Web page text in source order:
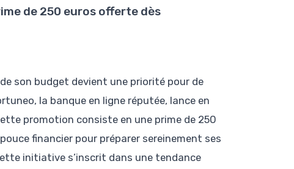
de 250 euros offerte dès
son budget devient une priorité pour de
la banque en ligne réputée, lance en
promotion consiste en une prime de 250
financier pour préparer sereinement ses
initiative s’inscrit dans une tendance